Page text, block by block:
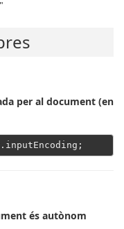
per al document (en
és autònom